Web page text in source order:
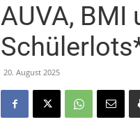
AUVA, BMI
20. August 2025